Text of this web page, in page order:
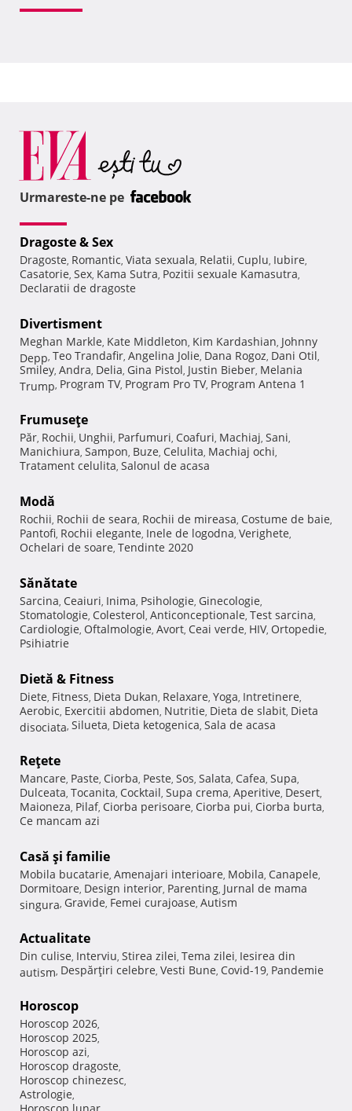
Urmareste-ne pe
Dragoste & Sex
Dragoste, Romantic, Viata sexuala, Relatii, Cuplu, Iubire,
Casatorie, Sex, Kama Sutra, Pozitii sexuale Kamasutra,
Declaratii de dragoste
Divertisment
Meghan Markle, Kate Middleton, Kim Kardashian, Johnny
Depp, Teo Trandafir, Angelina Jolie, Dana Rogoz, Dani Otil,
Smiley, Andra, Delia, Gina Pistol, Justin Bieber, Melania
Trump, Program TV, Program Pro TV, Program Antena 1
Frumuseţe
Păr, Rochii, Unghii, Parfumuri, Coafuri, Machiaj, Sani,
Manichiura, Sampon, Buze, Celulita, Machiaj ochi,
Tratament celulita, Salonul de acasa
Modă
Rochii, Rochii de seara, Rochii de mireasa, Costume de baie,
Pantofi, Rochii elegante, Inele de logodna, Verighete,
Ochelari de soare, Tendinte 2020
Sănătate
Sarcina, Ceaiuri, Inima, Psihologie, Ginecologie,
Stomatologie, Colesterol, Anticonceptionale, Test sarcina,
Cardiologie, Oftalmologie, Avort, Ceai verde, HIV, Ortopedie,
Psihiatrie
Dietă & Fitness
Diete, Fitness, Dieta Dukan, Relaxare, Yoga, Intretinere,
Aerobic, Exercitii abdomen, Nutritie, Dieta de slabit, Dieta
disociata, Silueta, Dieta ketogenica, Sala de acasa
Reţete
Mancare, Paste, Ciorba, Peste, Sos, Salata, Cafea, Supa,
Dulceata, Tocanita, Cocktail, Supa crema, Aperitive, Desert,
Maioneza, Pilaf, Ciorba perisoare, Ciorba pui, Ciorba burta,
Ce mancam azi
Casă şi familie
Mobila bucatarie, Amenajari interioare, Mobila, Canapele,
Dormitoare, Design interior, Parenting, Jurnal de mama
singura, Gravide, Femei curajoase, Autism
Actualitate
Din culise, Interviu, Stirea zilei, Tema zilei, Iesirea din
autism, Despărţiri celebre, Vesti Bune, Covid-19, Pandemie
Horoscop
Horoscop 2026,
Horoscop 2025,
Horoscop azi,
Horoscop dragoste,
Horoscop chinezesc,
Astrologie,